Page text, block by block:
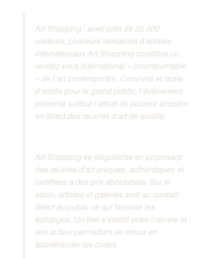
Art Shopping : avec près de 20 000
visiteurs, plusieurs centaines d’artistes
internationaux Art Shopping constitue un
rendez-vous international « incontournable
» de l’art contemporain. Convivial et facile
d’accès pour le grand public, l’événement
présente surtout l’attrait de pouvoir acquérir
en direct des œuvres d’art de qualité.
Art Shopping se singularise en proposant
des œuvres d’art uniques, authentiques et
certifiées à des prix abordables. Sur le
salon, artistes et galeries sont au contact
direct du public ce qui favorise les
échanges. Un lien s’établit entre l’œuvre et
son auteur permettant de mieux en
appréhender les codes.